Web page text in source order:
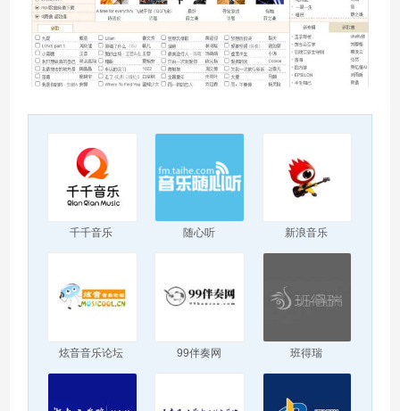
千千音乐 随心听 新浪音乐
炫音音乐论坛 99伴奏网 班得瑞